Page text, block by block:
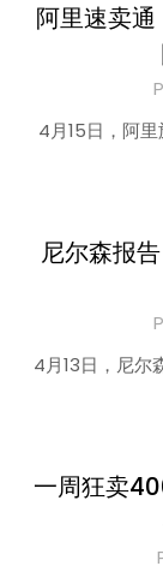
阿里速卖
4月15日，阿
尼尔森报
4月13日，尼尔
一周狂卖